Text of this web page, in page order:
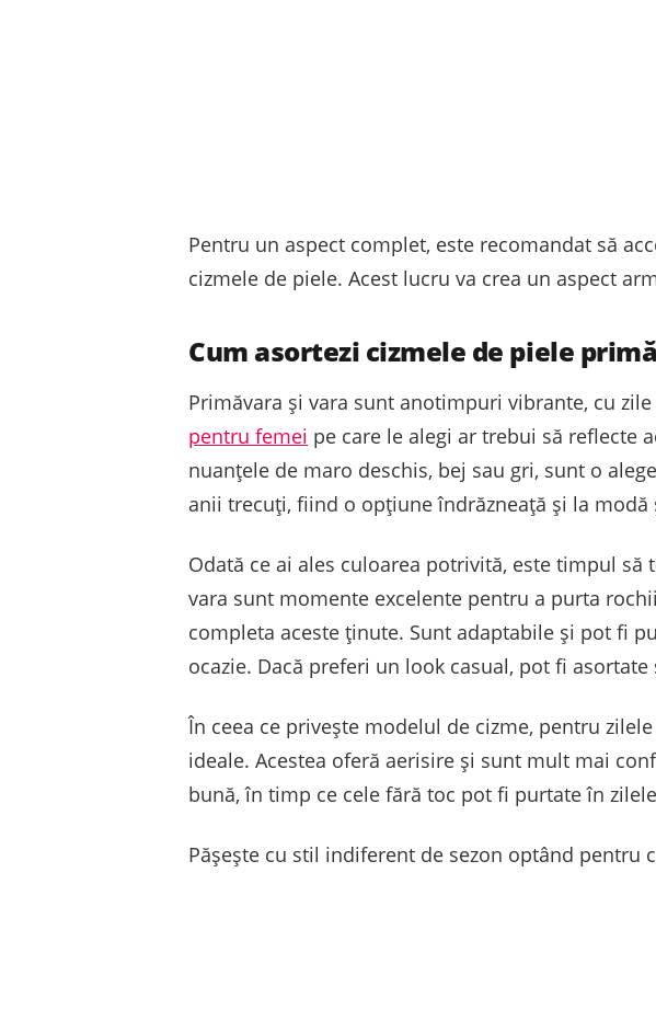
Pentru un aspect complet, este recomandat să
cizmele de piele. Acest lucru va crea un aspect
Cum asortezi cizmele de piele
Primăvara și vara sunt anotimpuri vibrante, cu
pentru femei pe care le alegi ar trebui să reflecte
nuanțele de maro deschis, bej sau gri, sunt o
anii trecuți, fiind o opțiune îndrăzneață și la modă
Odată ce ai ales culoarea potrivită, este timpul
vara sunt momente excelente pentru a purta
completa aceste ținute. Sunt adaptabile și pot fi
ocazie. Dacă preferi un look casual, pot fi
În ceea ce privește modelul de cizme, pentru
ideale. Acestea oferă aerisire și sunt mult mai
bună, în timp ce cele fără toc pot fi purtate în
Pășește cu stil indiferent de sezon optând pentru